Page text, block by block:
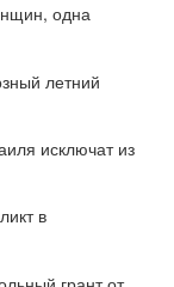
одна
летний
исключат из
в